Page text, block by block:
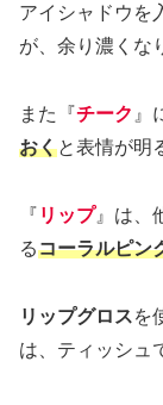
アイシャドウを
が、余り濃くな
また『チーク 』
おくと表情が明
『 リップ』は、
るコーラルピン
リップグロスを
は、ティッシュ